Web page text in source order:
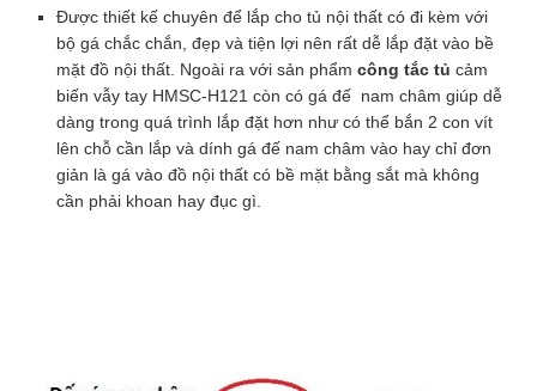
Được thiết kế chuyên để lắp cho tủ nội thất có đi kèm với
bộ gá chắc chắn, đẹp và tiện lợi nên rất dễ lắp đặt vào bề
mặt đồ nội thất. Ngoài ra với sản phẩm công tắc tủ cảm
biến vẫy tay HMSC-H121 còn có gá đế nam châm giúp dễ
dàng trong quá trình lắp đặt hơn như có thể bắn 2 con vít
lên chỗ cần lắp và dính gá đế nam châm vào hay chỉ đơn
giản là gá vào đồ nội thất có bề mặt bằng sắt mà không
cần phải khoan hay đục gì.
lượng
Thông số kỹ thuật Công tắc tủ
nội thất cảm biến vẫy tay 12V
HMSC-H12x
Điện áp vào 12VDC
Công suất
chịu tải
<60W
8-10cm